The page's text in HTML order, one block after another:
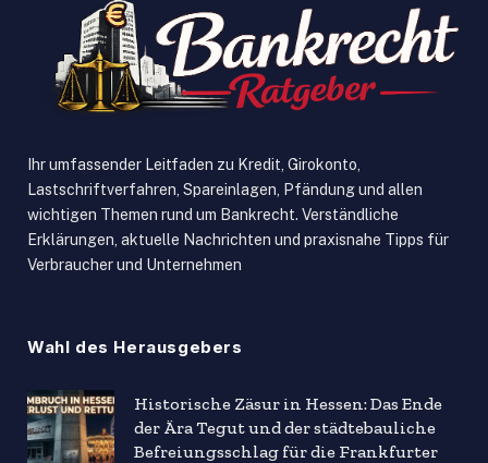
Ihr umfassender Leitfaden zu Kredit, Girokonto,
Lastschriftverfahren, Spareinlagen, Pfändung und allen
wichtigen Themen rund um Bankrecht. Verständliche
Erklärungen, aktuelle Nachrichten und praxisnahe Tipps für
Verbraucher und Unternehmen
Wahl des Herausgebers
Historische Zäsur in Hessen: Das Ende
der Ära Tegut und der städtebauliche
Befreiungsschlag für die Frankfurter